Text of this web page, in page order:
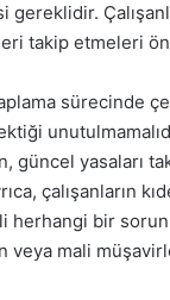
takip etmeleri
sürecinde
güncel yasaları
çalışanların
herhangi bir
veya mali